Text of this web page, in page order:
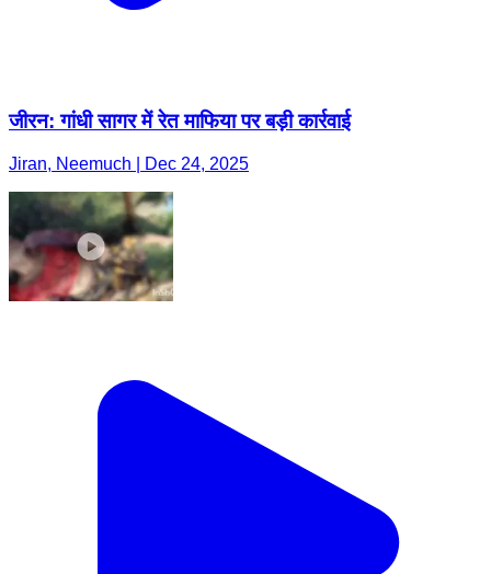
जीरन: गांधी सागर में रेत माफिया पर बड़ी कार्रवाई
Jiran, Neemuch | Dec 24, 2025